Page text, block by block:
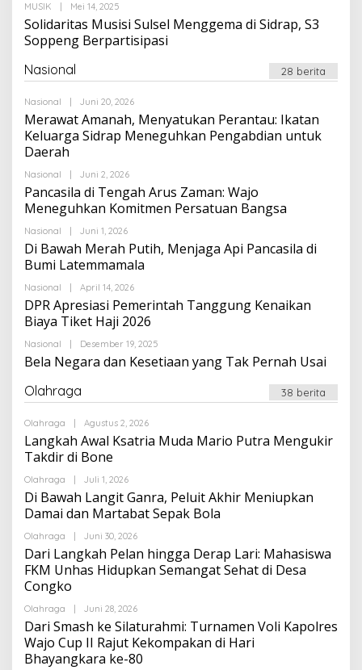
MUSIK Mei 14, 2025
Solidaritas Musisi Sulsel Menggema di Sidrap, S3
Soppeng Berpartisipasi
Nasional 28 berita
Nasional Juni 20, 2026Oleh
Merawat Amanah, Menyatukan Perantau: Ikatan
Keluarga Sidrap Meneguhkan Pengabdian untuk
Daerah
Nasional Juni 2, 2026Oleh
Pancasila di Tengah Arus Zaman: Wajo
Meneguhkan Komitmen Persatuan Bangsa
Nasional Juni 1, 2026Oleh
Di Bawah Merah Putih, Menjaga Api Pancasila di
Bumi Latemmamala
Nasional April 14, 2026Oleh
DPR Apresiasi Pemerintah Tanggung Kenaikan
Biaya Tiket Haji 2026
Nasional Desember 19, 2025
Bela Negara dan Kesetiaan yang Tak Pernah Usai
Olahraga 38 berita
Olahraga Agustus 2, 2026Oleh
Langkah Awal Ksatria Muda Mario Putra Mengukir
Takdir di Bone
Olahraga Juli 1, 2026Oleh
Di Bawah Langit Ganra, Peluit Akhir Meniupkan
Damai dan Martabat Sepak Bola
Olahraga Juni 30, 2026Oleh
Dari Langkah Pelan hingga Derap Lari: Mahasiswa
FKM Unhas Hidupkan Semangat Sehat di Desa
Congko
Olahraga Juni 28, 2026Oleh
Dari Smash ke Silaturahmi: Turnamen Voli Kapolres
Wajo Cup II Rajut Kekompakan di Hari
Bhayangkara ke-80